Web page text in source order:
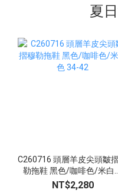
夏
C260716 頭層羊皮尖頭皺
勒拖鞋 黑色/咖啡色/米白色
34-42
NT$2,280